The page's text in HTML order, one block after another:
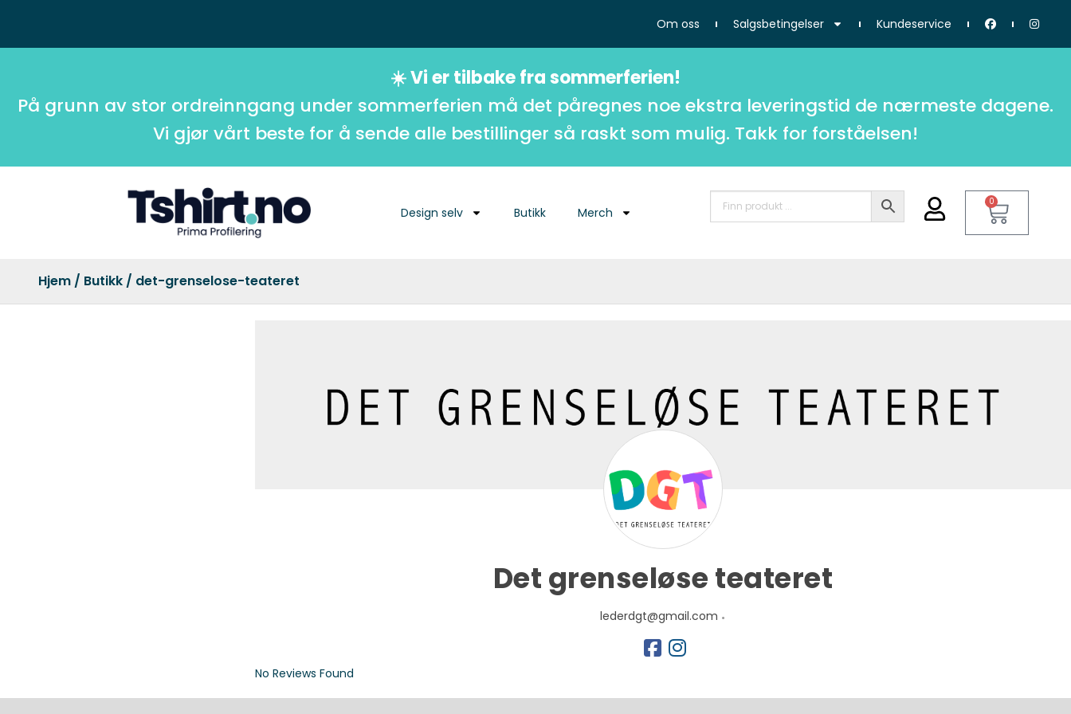
Om oss Salgsbetingelser Kundeservice
☀️ Vi er tilbake fra sommerferien!
På grunn av stor ordreinngang under sommerferien må det påregnes noe ekstra leveringstid de nærmeste dagene.
Vi gjør vårt beste for å sende alle bestillinger så raskt som mulig. Takk for forståelsen!
Design selv Butikk Merch
0
Hjem / Butikk / det-grenselose-teateret
Det grenseløse teateret
lederdgt@gmail.com
No Reviews Found